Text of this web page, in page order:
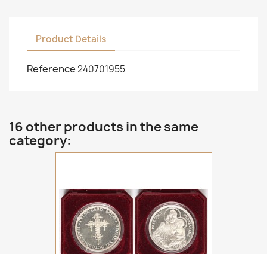
Product Details
Reference240701955
16 other products in the same
category: